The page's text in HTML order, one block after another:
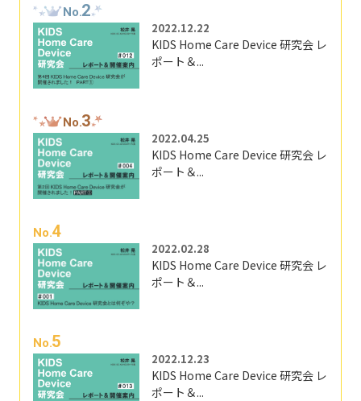
No.2
2022.12.22
KIDS Home Care Device 研究会 レ
ポート＆...
No.3
2022.04.25
KIDS Home Care Device 研究会 レ
ポート＆...
No.4
2022.02.28
KIDS Home Care Device 研究会 レ
ポート＆...
No.5
2022.12.23
KIDS Home Care Device 研究会 レ
ポート＆...